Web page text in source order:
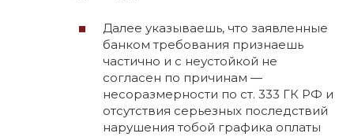
Далее указываешь, что заявленные
банком требования признаешь
частично и с неустойкой не
согласен по причинам —
несоразмерности по ст. 333 ГК РФ и
отсутствия серьезных последствий
нарушения тобой графика оплаты